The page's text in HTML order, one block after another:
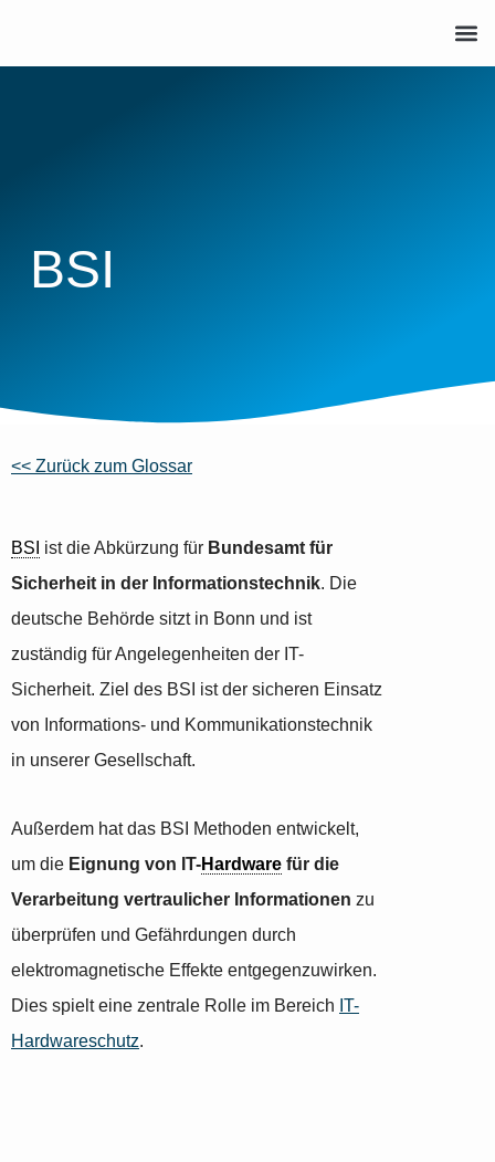
BSI
<< Zurück zum Glossar
BSI ist die Abkürzung für Bundesamt für
Sicherheit in der Informationstechnik. Die
deutsche Behörde sitzt in Bonn und ist
zuständig für Angelegenheiten der IT-
Sicherheit. Ziel des BSI ist der sicheren Einsatz
von Informations- und Kommunikationstechnik
in unserer Gesellschaft.
Außerdem hat das BSI Methoden entwickelt,
um die Eignung von IT-Hardware für die
Verarbeitung vertraulicher Informationen zu
überprüfen und Gefährdungen durch
elektromagnetische Effekte entgegenzuwirken.
Dies spielt eine zentrale Rolle im Bereich IT-
Hardwareschutz.